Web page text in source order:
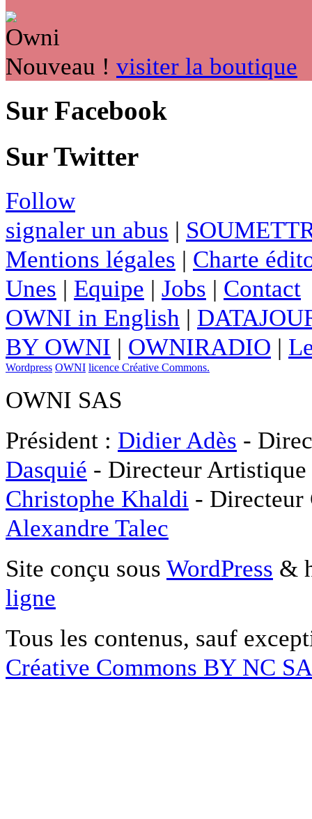
Nouveau ! visiter la boutique
Sur Facebook
Sur Twitter
Follow
signaler un abus |
Mentions légales | Charte
Unes | Equipe | Jobs | Contact
OWNI in English |
BY OWNI | OWNIRADIO |
Wordpress OWNI licence Créative Commons.
OWNI SAS
Président : Didier Adès -
Dasquié - Directeur
Christophe Khaldi -
Alexandre Talec
Site conçu sous WordPress &
ligne
Tous les contenus, sauf
Créative Commons BY NC SA